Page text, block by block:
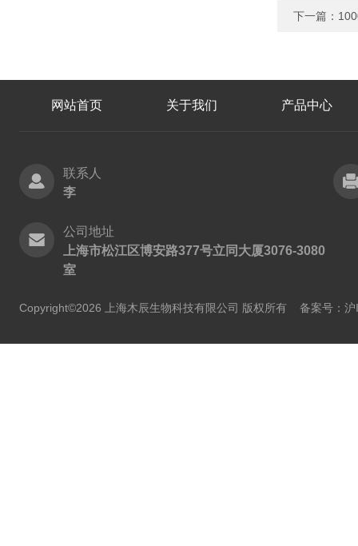
下一篇：
网站首页 关于我们 产品中心
联系人
李
公司地址
上海市松江区博安路377号立同大厦3076-3080
室
Copyright©2026 上海木辰生物科技有限公司 版权所有 备案号：